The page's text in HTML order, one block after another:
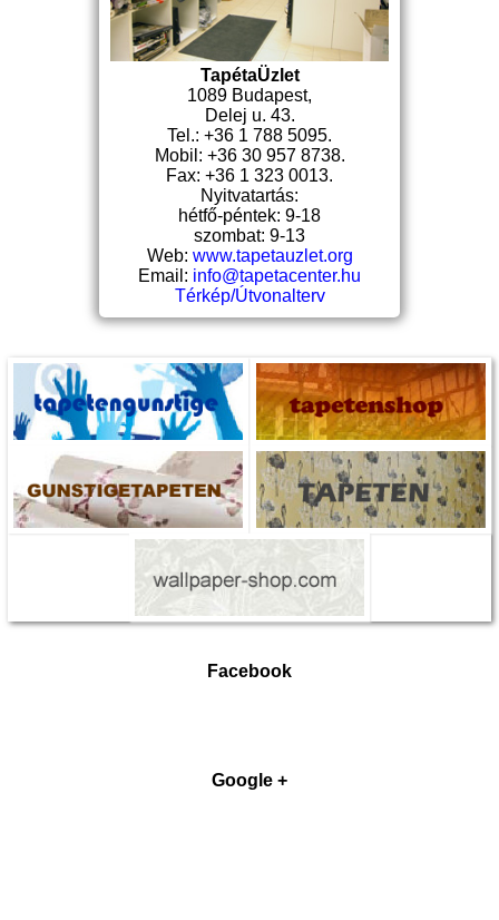
TapétaÜzlet
1089 Budapest,
Delej u. 43.
Tel.: +36 1 788 5095.
Mobil: +36 30 957 8738.
Fax: +36 1 323 0013.
Nyitvatartás:
hétfő-péntek: 9-18
szombat: 9-13
Web: www.tapetauzlet.org
Email: info@tapetacenter.hu
Térkép/Útvonalterv
Facebook
Google +